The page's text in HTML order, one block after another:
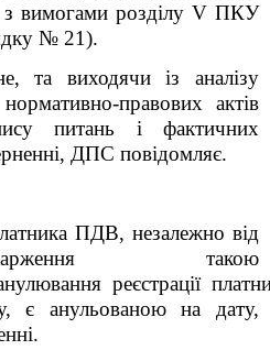
вимогами розділу V ПКУ
№ 21).
та виходячи із аналізу
правових актів
питань і фактичних
ДПС повідомляє.
ПДВ, незалежно від
такою
реєстрації
є анульованою на дату,